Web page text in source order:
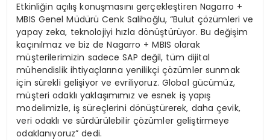
Etkinliğin açılış konuşmasını gerçekleştiren Nagarro +
MBIS Genel Müdürü Cenk Salihoğlu, “Bulut çözümleri ve
yapay zeka, teknolojiyi hızla dönüştürüyor. Bu değişim
kaçınılmaz ve biz de Nagarro + MBIS olarak
müşterilerimizin sadece SAP değil, tüm dijital
mühendislik ihtiyaçlarına yenilikçi çözümler sunmak
için sürekli gelişiyor ve evriliyoruz. Global gücümüz,
müşteri odaklı yaklaşımımız ve esnek iş yapış
modelimizle, iş süreçlerini dönüştürerek, daha çevik,
veri odaklı ve sürdürülebilir çözümler geliştirmeye
odaklanıyoruz” dedi.